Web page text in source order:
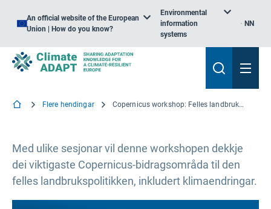
An official website of the European
Union | How do you know?
Environmental
information
systems
NN
Flere hendingar Copernicus workshop: Felles landbrukspolitikk
Med ulike sesjonar vil denne workshopen dekkje
dei viktigaste Copernicus-bidragsområda til den
felles landbrukspolitikken, inkludert klimaendringar.